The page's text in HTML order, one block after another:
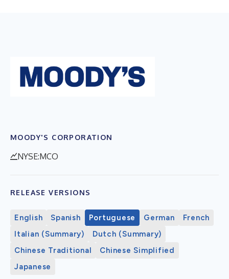
MOODY'S CORPORATION
NYSE:MCO
RELEASE VERSIONS
English Spanish Portuguese German
French
Italian (Summary)
Dutch (Summary)
Chinese Traditional
Chinese Simplified
Japanese